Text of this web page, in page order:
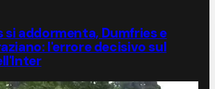
si addormenta, Dumfries e
l'errore decisivo sul